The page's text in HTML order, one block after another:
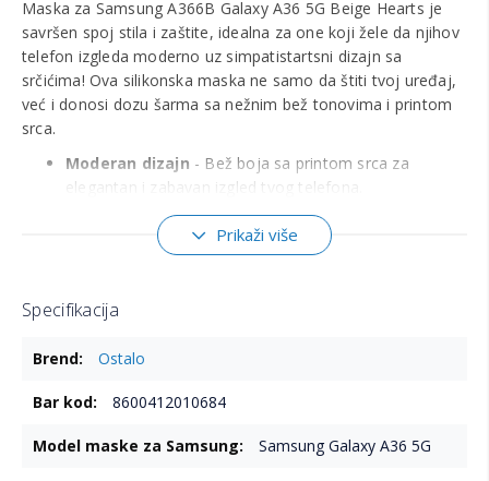
Maska za Samsung A366B Galaxy A36 5G Beige Hearts je
savršen spoj stila i zaštite, idealna za one koji žele da njihov
telefon izgleda moderno uz simpatistartsni dizajn sa
srčićima! Ova silikonska maska ne samo da štiti tvoj uređaj,
već i donosi dozu šarma sa nežnim bež tonovima i printom
srca.
Moderan dizajn - Bež boja sa printom srca za
elegantan i zabavan izgled tvog telefona.
Kvalitetan materijal- Napravljena od mekog
silikona koji pruža udobnost i čvrst hvat.
udaraca i svakodnevnih padova.
otvore za lak pristup funkcijama.
Lako postavljanje- Jednostavno se navlači i skida
Prikaži više
Specifikacija
informacijaOstalo
8600412010684
Samsung Galaxy A36 5G